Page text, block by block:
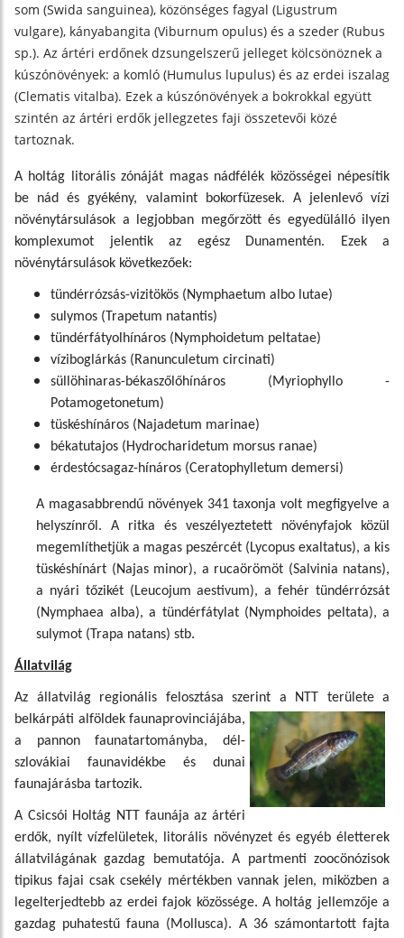
som (Swida sanguinea), közönséges fagyal (Ligustrum
vulgare), kányabangita (Viburnum opulus) és a szeder (Rubus
sp.). Az ártéri erdőnek dzsungelszerű jelleget kölcsönöznek a
kúszónövények: a komló (Humulus lupulus) és az erdei iszalag
(Clematis vitalba). Ezek a kúszónövények a bokrokkal együtt
szintén az ártéri erdők jellegzetes faji összetevői közé
tartoznak.
A holtág litorális zónáját magas nádfélék közösségei népesítik
be nád és gyékény, valamint bokorfüzesek. A jelenlevő vízi
növénytársulások a legjobban megőrzött és egyedülálló ilyen
komplexumot jelentik az egész Dunamentén. Ezek a
növénytársulások következőek:
tündérrózsás-vizitökös (Nymphaetum albo lutae)
sulymos (Trapetum natantis)
tündérfátyolhínáros (Nymphoidetum peltatae)
víziboglárkás (Ranunculetum circinati)
süllöhinaras-békaszőlőhínáros (Myriophyllo -
Potamogetonetum)
tüskéshínáros (Najadetum marinae)
békatutajos (Hydrocharidetum morsus ranae)
érdestócsagaz-hínáros (Ceratophylletum demersi)
A magasabbrendű növények 341 taxonja volt megfigyelve a
helyszínről. A ritka és veszélyeztetett növényfajok közül
megemlíthetjük a magas peszércét (Lycopus exaltatus), a kis
tüskéshínárt (Najas minor), a rucaörömöt (Salvinia natans),
a nyári tőzikét (Leucojum aestivum), a fehér tündérrózsát
(Nymphaea alba), a tündérfátylat (Nymphoides peltata), a
sulymot (Trapa natans) stb.
Állatvilág
Az állatvilág regionális felosztása szerint a NTT területe a
belkárpáti alföldek faunaprovinciájába,
a pannon faunatartományba, dél-
szlovákiai faunavidékbe és dunai
faunajárásba tartozik.
A Csicsói Holtág NTT faunája az ártéri
erdők, nyílt vízfelületek, litorális növényzet és egyéb életterek
állatvilágának gazdag bemutatója. A partmenti zoocönózisok
tipikus fajai csak csekély mértékben vannak jelen, miközben a
legelterjedtebb az erdei fajok közössége. A holtág jellemzője a
gazdag puhatestű fauna (Mollusca). A 36 számontartott fajta